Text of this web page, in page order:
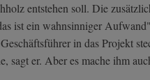
entstehen soll. Die
ist ein wahnsinniger
in das Projekt
sagt er. Aber es mache ihm